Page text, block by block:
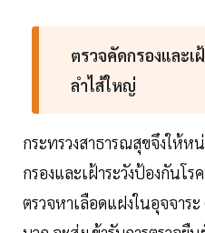
ตรวจคัดกรองและเ
ลำไส้ใหญ่
กระทรวงสาธารณสุขจึงให้ห
กรองและเฝ้าระวังป้องกันโร
ตรวจหาเลือดแฝงในอุจจา